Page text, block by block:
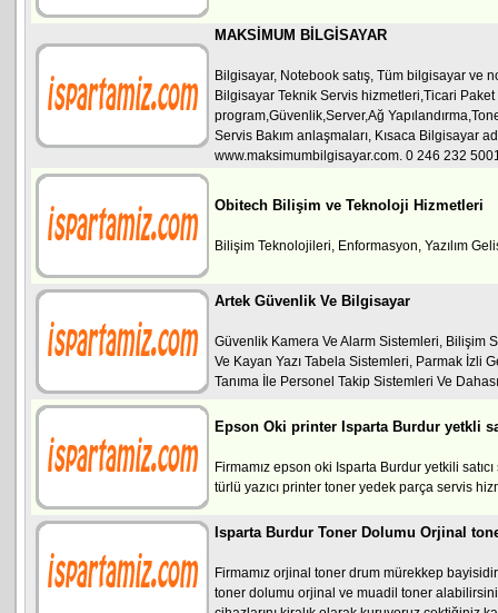
MAKSİMUM BİLGİSAYAR
Bilgisayar, Notebook satış, Tüm bilgisayar ve
Bilgisayar Teknik Servis hizmetleri,Ticari Paket
program,Güvenlik,Server,Ağ
Servis Bakım anlaşmaları, Kısaca Bilgisayar
www.maksimumbilgisayar.com. 0 246 232
Obitech Bilişim ve Teknoloji Hizmetleri
Bilişim Teknolojileri, Enformasyon, Yazılım
Artek Güvenlik Ve Bilgisayar
Güvenlik Kamera Ve Alarm Sistemleri, Bilişim
Ve Kayan Yazı Tabela Sistemleri, Parmak İzli
Tanıma İle Personel Takip Sistemleri Ve
Epson Oki printer Isparta Burdur yetkli
Firmamız epson oki Isparta Burdur yetkili
türlü yazıcı printer toner yedek parça servis
Isparta Burdur Toner Dolumu Orjinal
Firmamız orjinal toner drum mürekkep
toner dolumu orjinal ve muadil toner